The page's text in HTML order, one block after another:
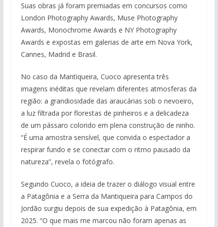
Suas obras já foram premiadas em concursos como
London Photography Awards, Muse Photography
Awards, Monochrome Awards e NY Photography
Awards e expostas em galerias de arte em Nova York,
Cannes, Madrid e Brasil.
No caso da Mantiqueira, Cuoco apresenta três
imagens inéditas que revelam diferentes atmosferas da
região: a grandiosidade das araucárias sob o nevoeiro,
a luz filtrada por florestas de pinheiros e a delicadeza
de um pássaro colorido em plena construção de ninho.
“É uma amostra sensível, que convida o espectador a
respirar fundo e se conectar com o ritmo pausado da
natureza”, revela o fotógrafo.
Segundo Cuoco, a ideia de trazer o diálogo visual entre
a Patagônia e a Serra da Mantiqueira para Campos do
Jordão surgiu depois de sua expedição à Patagônia, em
2025. “O que mais me marcou não foram apenas as